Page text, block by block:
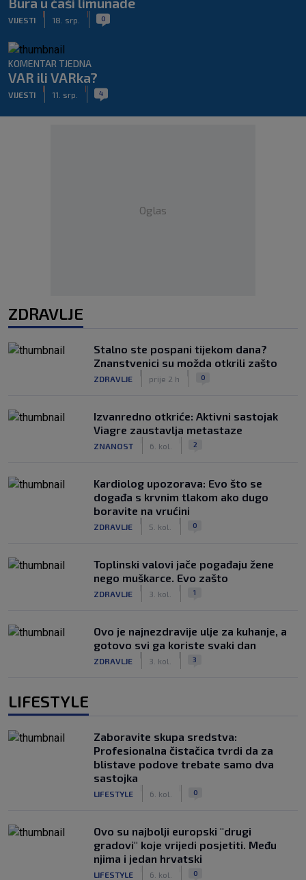
VIJESTI 18. srp. 0
KOMENTAR TJEDNA
VAR ili VARka?
VIJESTI 11. srp. 4
Oglas
ZDRAVLJE
Stalno ste pospani tijekom dana?
Znanstvenici su možda otkrili zašto
ZDRAVLJE prije 2 h 0
Izvanredno otkriće: Aktivni sastojak
Viagre zaustavlja metastaze
ZNANOST 6. kol. 2
Kardiolog upozorava: Evo što se
događa s krvnim tlakom ako dugo
boravite na vrućini
ZDRAVLJE 5. kol. 0
Toplinski valovi jače pogađaju žene
nego muškarce. Evo zašto
ZDRAVLJE 3. kol. 1
Ovo je najnezdravije ulje za kuhanje, a
gotovo svi ga koriste svaki dan
ZDRAVLJE 3. kol. 3
LIFESTYLE
Zaboravite skupa sredstva:
Profesionalna čistačica tvrdi da za
blistave podove trebate samo dva
sastojka
LIFESTYLE 6. kol. 0
Ovo su najbolji europski "drugi
gradovi" koje vrijedi posjetiti. Među
njima i jedan hrvatski
LIFESTYLE 6. kol. 0